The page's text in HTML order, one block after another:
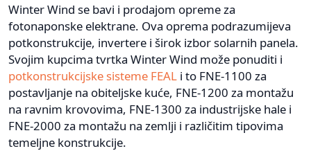
Winter Wind se bavi i prodajom opreme za
fotonaponske elektrane. Ova oprema podrazumijeva
potkonstrukcije, invertere i širok izbor solarnih panela.
Svojim kupcima tvrtka Winter Wind može ponuditi i
potkonstrukcijske sisteme FEAL i to FNE-1100 za
postavljanje na obiteljske kuće, FNE-1200 za montažu
na ravnim krovovima, FNE-1300 za industrijske hale i
FNE-2000 za montažu na zemlji i različitim tipovima
temeljne konstrukcije.